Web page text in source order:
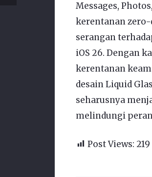
Messages,
kerentanan
serangan
iOS 26. Dengan
kerentanan
desain Liquid
seharusnya
melindungi
Post Views: 219